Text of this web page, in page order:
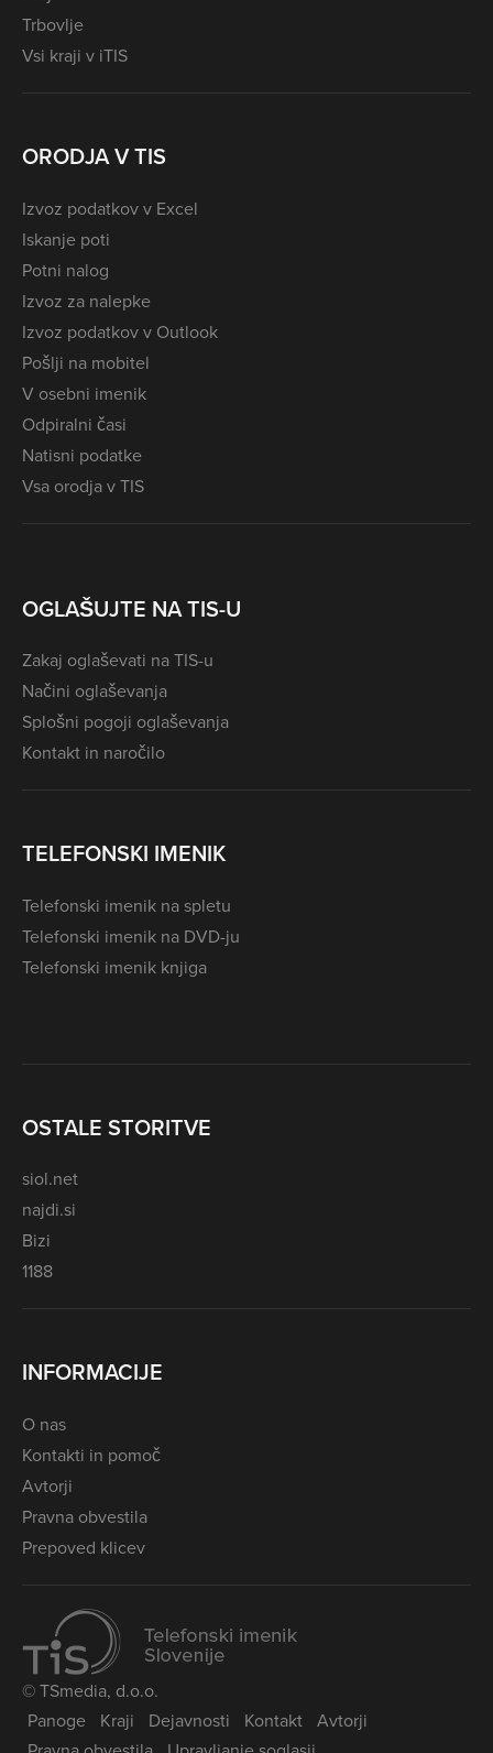
Trbovlje
Vsi kraji v iTIS
ORODJA V TIS
Izvoz podatkov v Excel
Iskanje poti
Potni nalog
Izvoz za nalepke
Izvoz podatkov v Outlook
Pošlji na mobitel
V osebni imenik
Odpiralni časi
Natisni podatke
Vsa orodja v TIS
OGLAŠUJTE NA TIS-U
Zakaj oglaševati na TIS-u
Načini oglaševanja
Splošni pogoji oglaševanja
Kontakt in naročilo
TELEFONSKI IMENIK
Telefonski imenik na spletu
Telefonski imenik na DVD-ju
Telefonski imenik knjiga
OSTALE STORITVE
siol.net
najdi.si
Bizi
1188
INFORMACIJE
O nas
Kontakti in pomoč
Avtorji
Pravna obvestila
Prepoved klicev
© TSmedia, d.o.o.
Panoge
Kraji Dejavnosti Kontakt Avtorji